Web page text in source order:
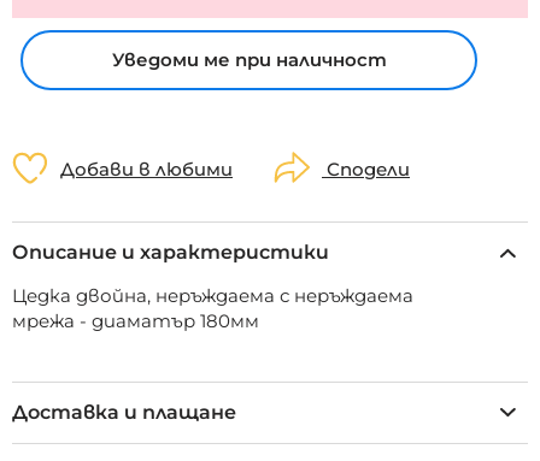
Уведоми ме при наличност
Добави в любими Сподели
Описание и характеристики
Цедка двойна, неръждаема с неръждаема
мрежа - диаматър 180мм
Доставка и плащане